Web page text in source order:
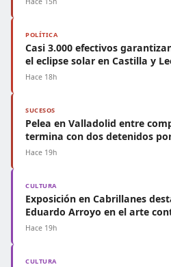
POLÍTICA
Casi 3.000 efectivos
el eclipse solar en Castilla y
Hace 18h
SUCESOS
Pelea en Valladolid entre
termina con dos detenidos
Hace 19h
CULTURA
Exposición en Cabrillanes
Eduardo Arroyo en el arte
Hace 19h
CULTURA